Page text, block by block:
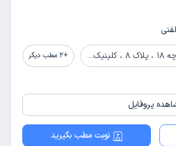
من +
2 مطب دیگر
پروفایل
نوبت مطب بگیرید